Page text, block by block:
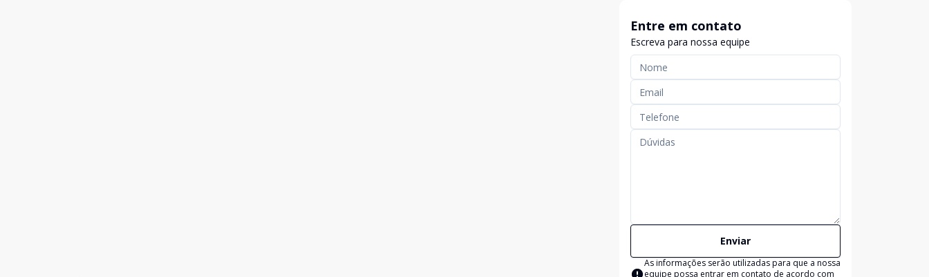
Entre em contato
Escreva para nossa equipe
Enviar
As informações serão utilizadas para que a nossa
equipe possa entrar em contato de acordo com